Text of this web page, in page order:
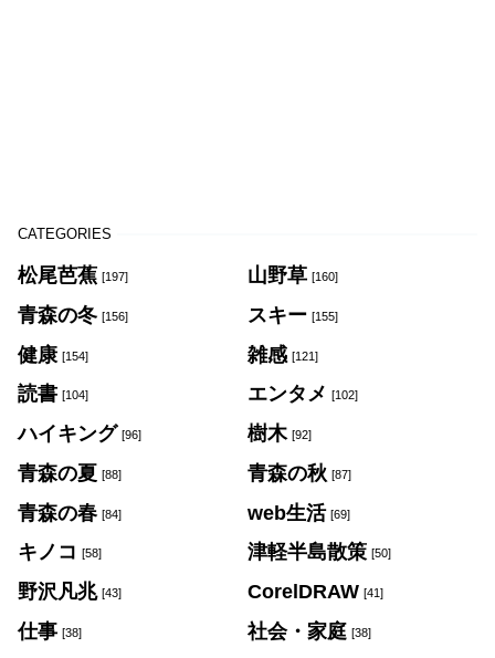
CATEGORIES
松尾芭蕉 [197] 山野草 [160]
青森の冬 [156] スキー [155]
健康 [154] 雑感 [121]
読書 [104] エンタメ [102]
ハイキング [96] 樹木 [92]
青森の夏 [88] 青森の秋 [87]
青森の春 [84] web生活 [69]
キノコ [58] 津軽半島散策 [50]
野沢凡兆 [43] CorelDRAW [41]
仕事 [38] 社会・家庭 [38]